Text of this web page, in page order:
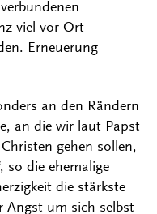
viel vor Ort
Erneuerung
an den Rändern
an die wir laut Papst
gehen sollen,
so die ehemalige
die stärkste
Angst um sich selbst